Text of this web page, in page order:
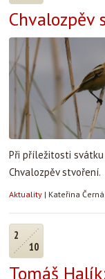
Chvalozpěv
Při příležitosti svátku
Chvalozpěv stvoření.
Aktuality | Kateřina Černá
2
10
Tomáš